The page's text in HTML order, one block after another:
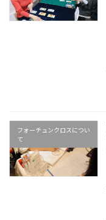
フォーチュンクロスについ
て